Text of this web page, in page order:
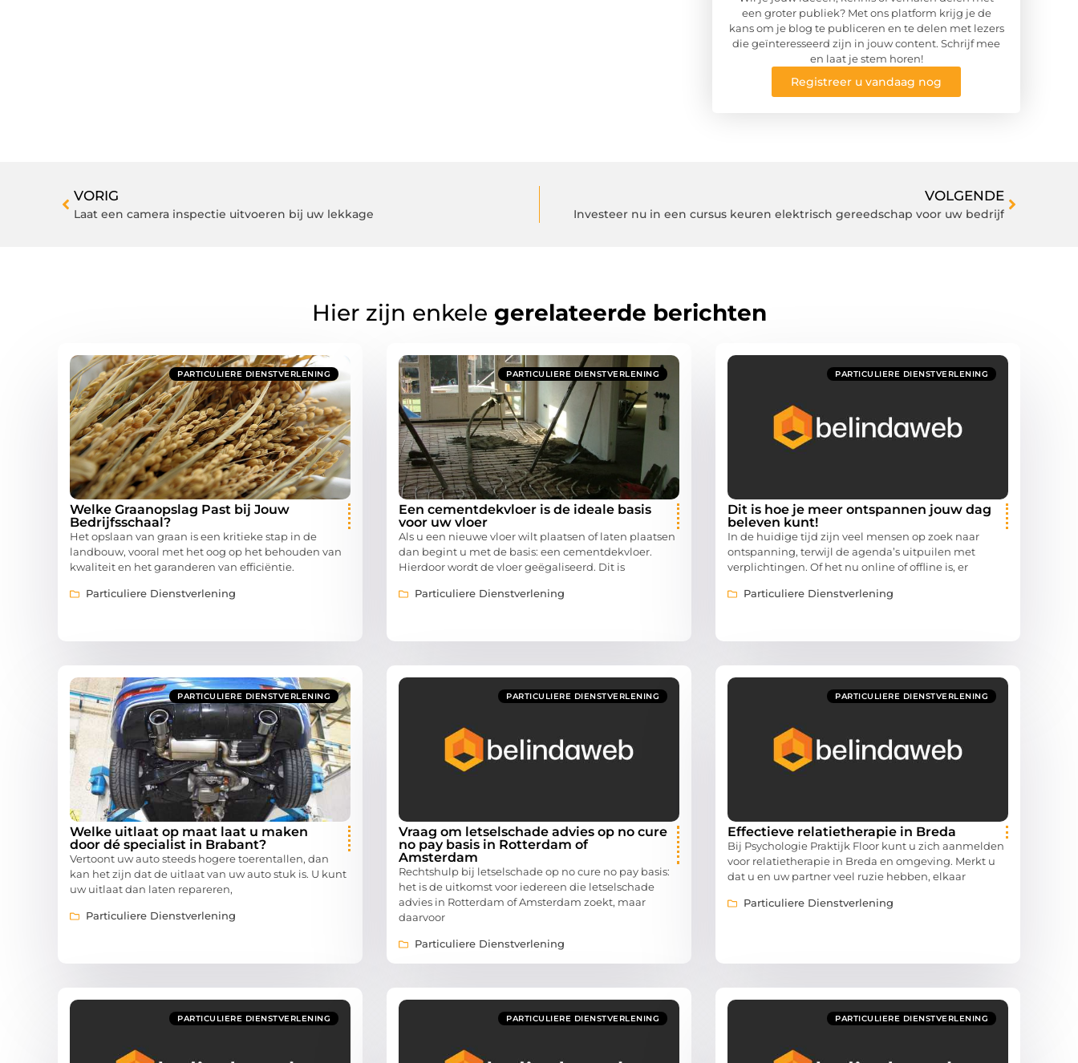
een groter publiek? Met ons platform krijg je de
kans om je blog te publiceren en te delen met lezers
die geïnteresseerd zijn in jouw content. Schrijf mee
en laat je stem horen!
Registreer u vandaag nog
VORIG
Laat een camera inspectie uitvoeren bij uw lekkage
VOLGENDE
Investeer nu in een cursus keuren elektrisch gereedschap voor uw bedrijf
Hier zijn enkele gerelateerde berichten
PARTICULIERE DIENSTVERLENING
Welke Graanopslag Past bij Jouw
Bedrijfsschaal?
Het opslaan van graan is een kritieke stap in de
landbouw, vooral met het oog op het behouden van
kwaliteit en het garanderen van efficiëntie.
Particuliere Dienstverlening
PARTICULIERE DIENSTVERLENING
Een cementdekvloer is de ideale basis
voor uw vloer
Als u een nieuwe vloer wilt plaatsen of laten plaatsen
dan begint u met de basis: een cementdekvloer.
Hierdoor wordt de vloer geëgaliseerd. Dit is
Particuliere Dienstverlening
PARTICULIERE DIENSTVERLENING
Dit is hoe je meer ontspannen jouw dag
beleven kunt!
In de huidige tijd zijn veel mensen op zoek naar
ontspanning, terwijl de agenda’s uitpuilen met
verplichtingen. Of het nu online of offline is, er
Particuliere Dienstverlening
PARTICULIERE DIENSTVERLENING
Welke uitlaat op maat laat u maken
door dé specialist in Brabant?
Vertoont uw auto steeds hogere toerentallen, dan
kan het zijn dat de uitlaat van uw auto stuk is. U kunt
uw uitlaat dan laten repareren,
Particuliere Dienstverlening
PARTICULIERE DIENSTVERLENING
Vraag om letselschade advies op no cure
no pay basis in Rotterdam of
Amsterdam
Rechtshulp bij letselschade op no cure no pay basis:
het is de uitkomst voor iedereen die letselschade
advies in Rotterdam of Amsterdam zoekt, maar
daarvoor
Particuliere Dienstverlening
PARTICULIERE DIENSTVERLENING
Effectieve relatietherapie in Breda
Bij Psychologie Praktijk Floor kunt u zich aanmelden
voor relatietherapie in Breda en omgeving. Merkt u
dat u en uw partner veel ruzie hebben, elkaar
Particuliere Dienstverlening
PARTICULIERE DIENSTVERLENING PARTICULIERE DIENSTVERLENING PARTICULIERE DIENSTVERLENING